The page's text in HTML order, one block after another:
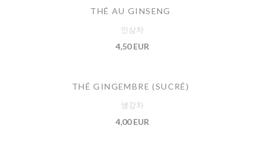
THÉ AU GINSENG
인삼차
4,50 EUR
THÉ GINGEMBRE (SUCRÉ)
생강차
4,00 EUR